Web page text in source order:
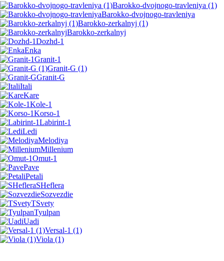
Barokko-dvojnogo-travleniya (1)
Barokko-dvojnogo-travleniya
Barokko-zerkalnyj (1)
Barokko-zerkalnyj
Dozhd-1
Enka
Granit-1
Granit-G (1)
Granit-G
Itali
Kare
Kole-1
Korso-1
Labirint-1
Ledi
Melodiya
Millenium
Omut-1
Pave
Petali
SHeflera
Sozvezdie
TSvety
Tyulpan
Uadi
Versal-1 (1)
Viola (1)